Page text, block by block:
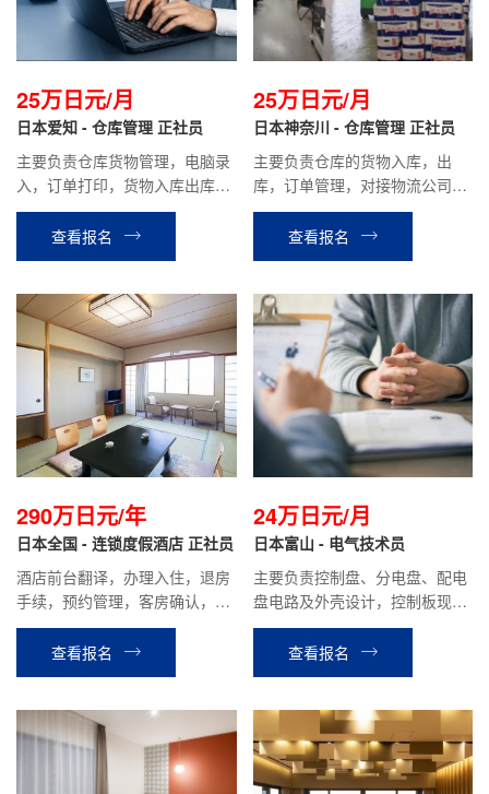
25万日元/月
日本爱知 - 仓库管理 正社员
主要负责仓库货物管理，电脑录
入，订单打印，货物入库出库，
打包发货等相关工作。
查看报名
25万日元/月
日本神奈川 - 仓库管理 正社员
主要负责仓库的货物入库，出
库，订单管理，对接物流公司等
工作。
查看报名
290万日元/年
日本全国 - 连锁度假酒店 正社员
酒店前台翻译，办理入住，退房
手续，预约管理，客房确认，餐
厅接待等相关工作。
查看报名
24万日元/月
日本富山 - 电气技术员
主要负责控制盘、分电盘、配电
盘电路及外壳设计，控制板现场
调试支持等相关工作。
查看报名